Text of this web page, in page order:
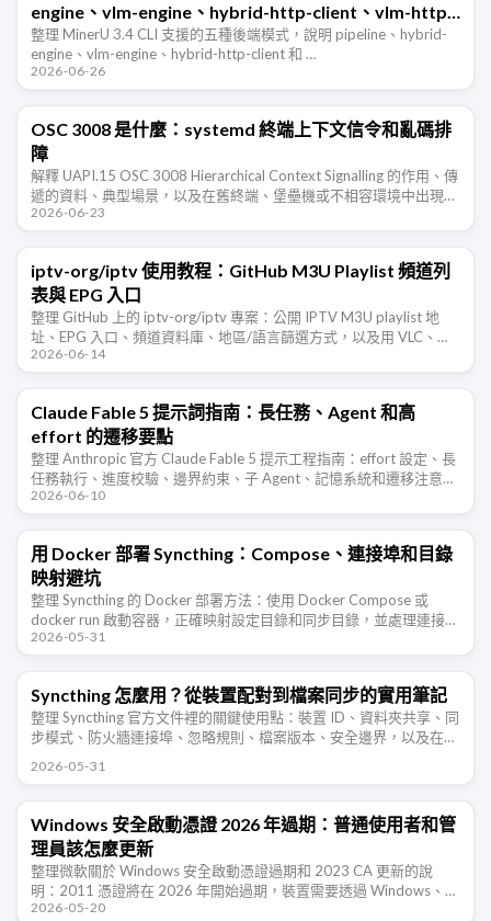
engine、vlm-engine、hybrid-http-client、vlm-http-
client 一篇看懂
整理 MinerU 3.4 CLI 支援的五種後端模式，說明 pipeline、hybrid-
engine、vlm-engine、hybrid-http-client 和 …
2026-06-26
OSC 3008 是什麼：systemd 終端上下文信令和亂碼排
障
解釋 UAPI.15 OSC 3008 Hierarchical Context Signalling 的作用、傳
遞的資料、典型場景，以及在舊終端、堡壘機或不相容環境中出現亂
碼時的排查和禁用方法。
2026-06-23
iptv-org/iptv 使用教程：GitHub M3U Playlist 頻道列
表與 EPG 入口
整理 GitHub 上的 iptv-org/iptv 專案：公開 IPTV M3U playlist 地
址、EPG 入口、頻道資料庫、地區/語言篩選方式，以及用 VLC、
IINA、PotPlayer …
2026-06-14
Claude Fable 5 提示詞指南：長任務、Agent 和高
effort 的遷移要點
整理 Anthropic 官方 Claude Fable 5 提示工程指南：effort 設定、長
任務執行、進度校驗、邊界約束、子 Agent、記憶系統和遷移注意事
項。
2026-06-10
用 Docker 部署 Syncthing：Compose、連接埠和目錄
映射避坑
整理 Syncthing 的 Docker 部署方法：使用 Docker Compose 或
docker run 啟動容器，正確映射設定目錄和同步目錄，並處理連接
埠、防火牆、PUID/PGID 權限 …
2026-05-31
Syncthing 怎麼用？從裝置配對到檔案同步的實用筆記
整理 Syncthing 官方文件裡的關鍵使用點：裝置 ID、資料夾共享、同
步模式、防火牆連接埠、忽略規則、檔案版本、安全邊界，以及在
2026-05-31
Windows 安全啟動憑證 2026 年過期：普通使用者和管
理員該怎麼更新
整理微軟關於 Windows 安全啟動憑證過期和 2023 CA 更新的說
明：2011 憑證將在 2026 年開始過期，裝置需要透過 Windows、韌
體或 OEM 更新遷移到新憑證，避免失去後續安全 …
2026-05-20